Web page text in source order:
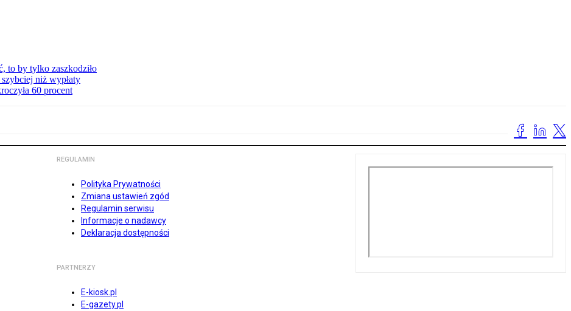
to by tylko zaszkodziło
niż wypłaty
60 procent
REGULAMIN
Polityka Prywatności
Zmiana ustawień zgód
Regulamin serwisu
Informacje o nadawcy
Deklaracja dostępności
PARTNERZY
E-kiosk.pl
E-gazety.pl